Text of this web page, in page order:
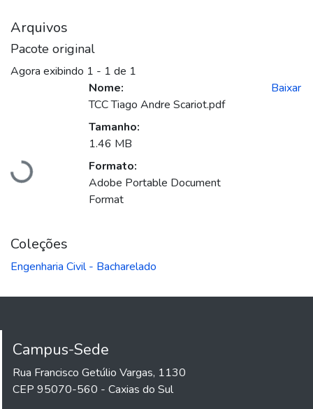
Arquivos
Pacote original
Agora exibindo 1 - 1 de 1
Carregando...
Nome:
TCC Tiago Andre Scariot.pdf
Tamanho:
1.46 MB
Formato:
Adobe Portable Document
Format
Baixar
Coleções
Engenharia Civil - Bacharelado
Campus-Sede
Rua Francisco Getúlio Vargas, 1130
CEP 95070-560 - Caxias do Sul